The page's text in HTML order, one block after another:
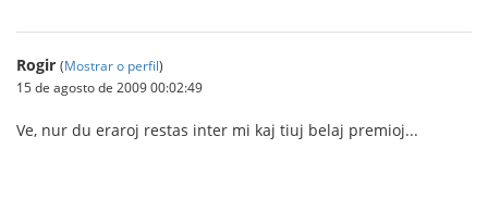
Rogir (Mostrar o perfil)
15 de agosto de 2009 00:02:49
Ve, nur du eraroj restas inter mi kaj tiuj belaj premioj...